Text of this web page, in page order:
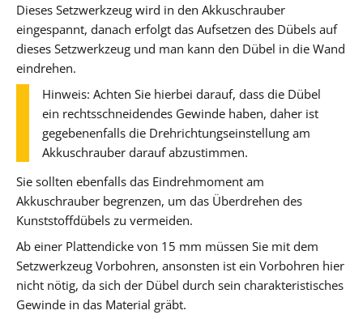
Dieses Setzwerkzeug wird in den Akkuschrauber
eingespannt, danach erfolgt das Aufsetzen des Dübels auf
dieses Setzwerkzeug und man kann den Dübel in die Wand
eindrehen.
Hinweis: Achten Sie hierbei darauf, dass die Dübel
ein rechtsschneidendes Gewinde haben, daher ist
gegebenenfalls die Drehrichtungseinstellung am
Akkuschrauber darauf abzustimmen.
Sie sollten ebenfalls das Eindrehmoment am
Akkuschrauber begrenzen, um das Überdrehen des
Kunststoffdübels zu vermeiden.
Ab einer Plattendicke von 15 mm müssen Sie mit dem
Setzwerkzeug Vorbohren, ansonsten ist ein Vorbohren hier
nicht nötig, da sich der Dübel durch sein charakteristisches
Gewinde in das Material gräbt.